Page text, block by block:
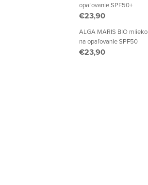
opaľovanie SPF50+
€23,90
ALGA MARIS BIO mlieko
na opaľovanie SPF50
€23,90